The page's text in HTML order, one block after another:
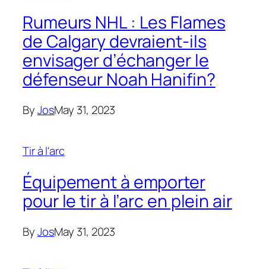
Rumeurs NHL : Les Flames
de Calgary devraient-ils
envisager d’échanger le
défenseur Noah Hanifin?
ByJosMay 31, 2023
Tir à l'arc
Équipement à emporter
pour le tir à l’arc en plein air
ByJosMay 31, 2023